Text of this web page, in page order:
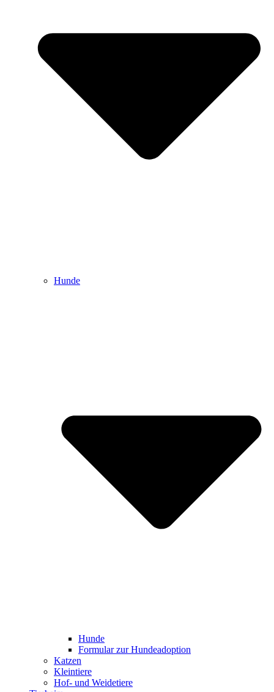
Hunde
Hunde
Formular zur Hundeadoption
Katzen
Kleintiere
Hof- und Weidetiere